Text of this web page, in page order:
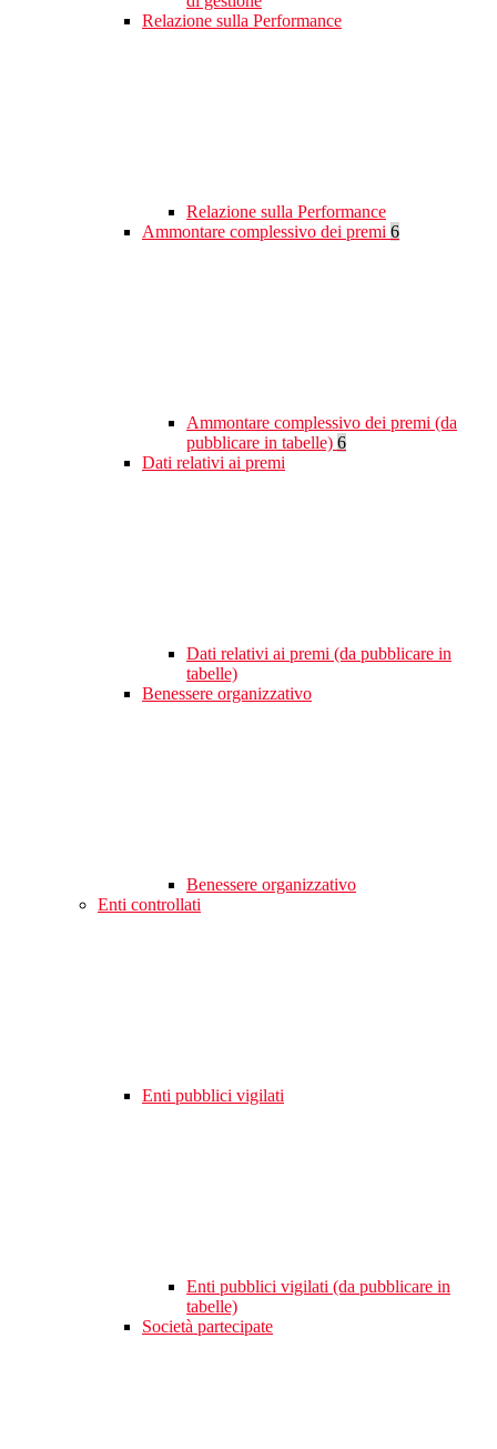
Relazione sulla Performance
Relazione sulla Performance
Ammontare complessivo dei premi 6
Ammontare complessivo dei premi (da
pubblicare in tabelle) 6
Dati relativi ai premi
Dati relativi ai premi (da pubblicare in
tabelle)
Benessere organizzativo
Benessere organizzativo
Enti controllati
Enti pubblici vigilati
Enti pubblici vigilati (da pubblicare in
tabelle)
Società partecipate